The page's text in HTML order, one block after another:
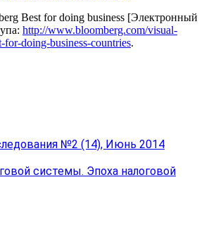
Best for doing business [Электронный
http://www.bloomberg.com/visual-
for-doing-business-countries.
№2 (14), Июнь 2014
системы. Эпоха налоговой